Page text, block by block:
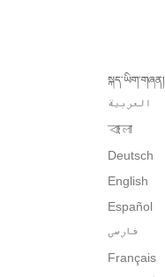
སྐད་ཡིག་གཞན།
العربية
বাংলা
Deutsch
English
Español
فارسی
Français